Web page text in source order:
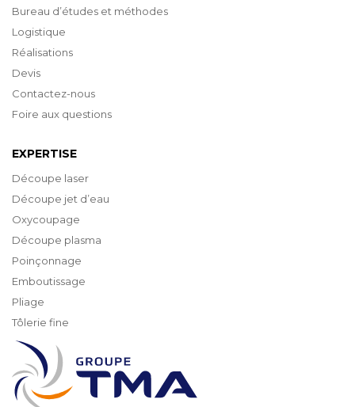
Bureau d’études et méthodes
Logistique
Réalisations
Devis
Contactez-nous
Foire aux questions
EXPERTISE
Découpe laser
Découpe jet d’eau
Oxycoupage
Découpe plasma
Poinçonnage
Emboutissage
Pliage
Tôlerie fine